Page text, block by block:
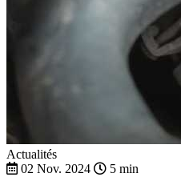
Actualités
02 Nov. 2024
5 min